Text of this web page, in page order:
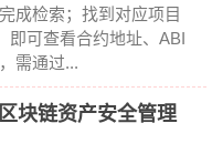
成检索；找到对应项目
即可查看合约地址、ABI
需通过...
块链资产安全管理